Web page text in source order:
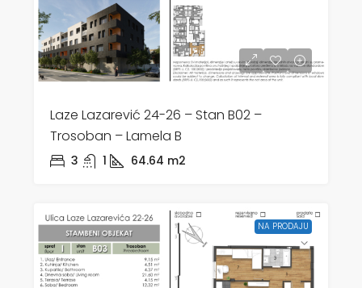
Laze Lazarević 24-26 – Stan B02 –
Trosoban – Lamela B
3 1 64.64 m2
NA PRODAJU